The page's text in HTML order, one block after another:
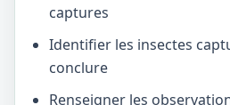
captures
Identifier les insectes
conclure
Renseigner les